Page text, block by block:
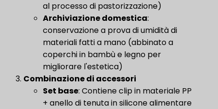
al processo di pastorizzazione)
​Archiviazione domestica​​:
conservazione a prova di umidità di
materiali fatti a mano (abbinato a
coperchi in bambù e legno per
migliorare l'estetica)
Combinazione di accessori
​Set base​​: Contiene clip in materiale PP
+ anello di tenuta in silicone alimentare